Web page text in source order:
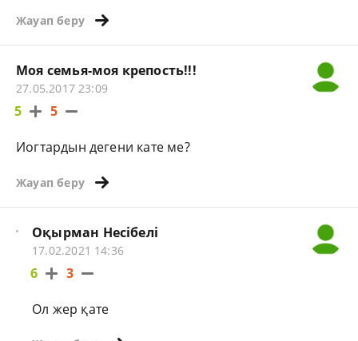
Жауап беру
Моя семья-моя крепость!!!
27.05.2017 23:09
5 5
Иогтардын дегени кате ме?
Жауап беру
Оқырман Несібелі
17.02.2021 14:36
6 3
Ол жер қате